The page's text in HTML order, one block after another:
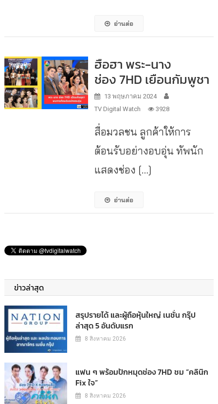
อ่านต่อ
ฮือฮา พระ-นาง
ช่อง 7HD เยือนกัมพูชา
13 พฤษภาคม 2024
TV Digital Watch
3928
สื่อมวลชน ลูกค้าให้การ
ต้อนรับอย่างอบอุ่น ทัพนัก
แสดงช่อง […]
อ่านต่อ
ข่าวล่าสุด
สรุปรายได้ และผู้ถือหุ้นใหญ่ เนชั่น กรุ๊ป
ล่าสุด 5 อันดับแรก
8 สิงหาคม 2026
แฟน ๆ พร้อมปักหมุดช่อง 7HD ชม “คลินิก
Fix ใจ”
8 สิงหาคม 2026